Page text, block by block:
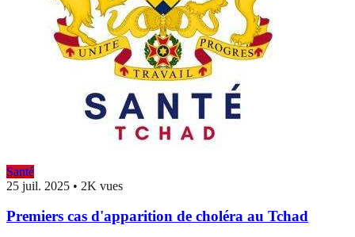
Santé
25 juil. 2025 • 2K vues
Premiers cas d'apparition de choléra au Tchad